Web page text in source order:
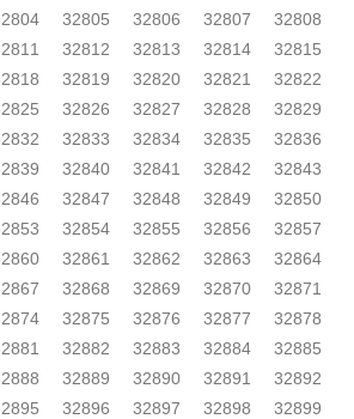
32805 32806 32807
32808
32812 32813 32814
32815
32819 32820 32821
32822
32826 32827 32828
32829
32833 32834 32835
32836
32840 32841 32842
32843
32847 32848 32849
32850
32854 32855 32856
32857
32861 32862 32863
32864
32868 32869 32870
32871
32875 32876 32877
32878
32882 32883 32884
32885
32889 32890 32891
32892
32896 32897 32898
32899